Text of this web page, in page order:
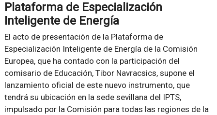
Plataforma de Especialización
Inteligente de Energía
El acto de presentación de la Plataforma de
Especialización Inteligente de Energía de la Comisión
Europea, que ha contado con la participación del
comisario de Educación, Tibor Navracsics, supone el
lanzamiento oficial de este nuevo instrumento, que
tendrá su ubicación en la sede sevillana del IPTS,
impulsado por la Comisión para todas las regiones de la